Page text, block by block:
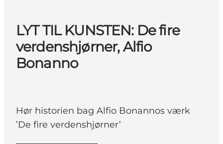
LYT TIL KUNSTEN: De fire
verdenshjørner, Alfio
Bonanno
Hør historien bag Alfio Bonannos værk
’De fire verdenshjørner’